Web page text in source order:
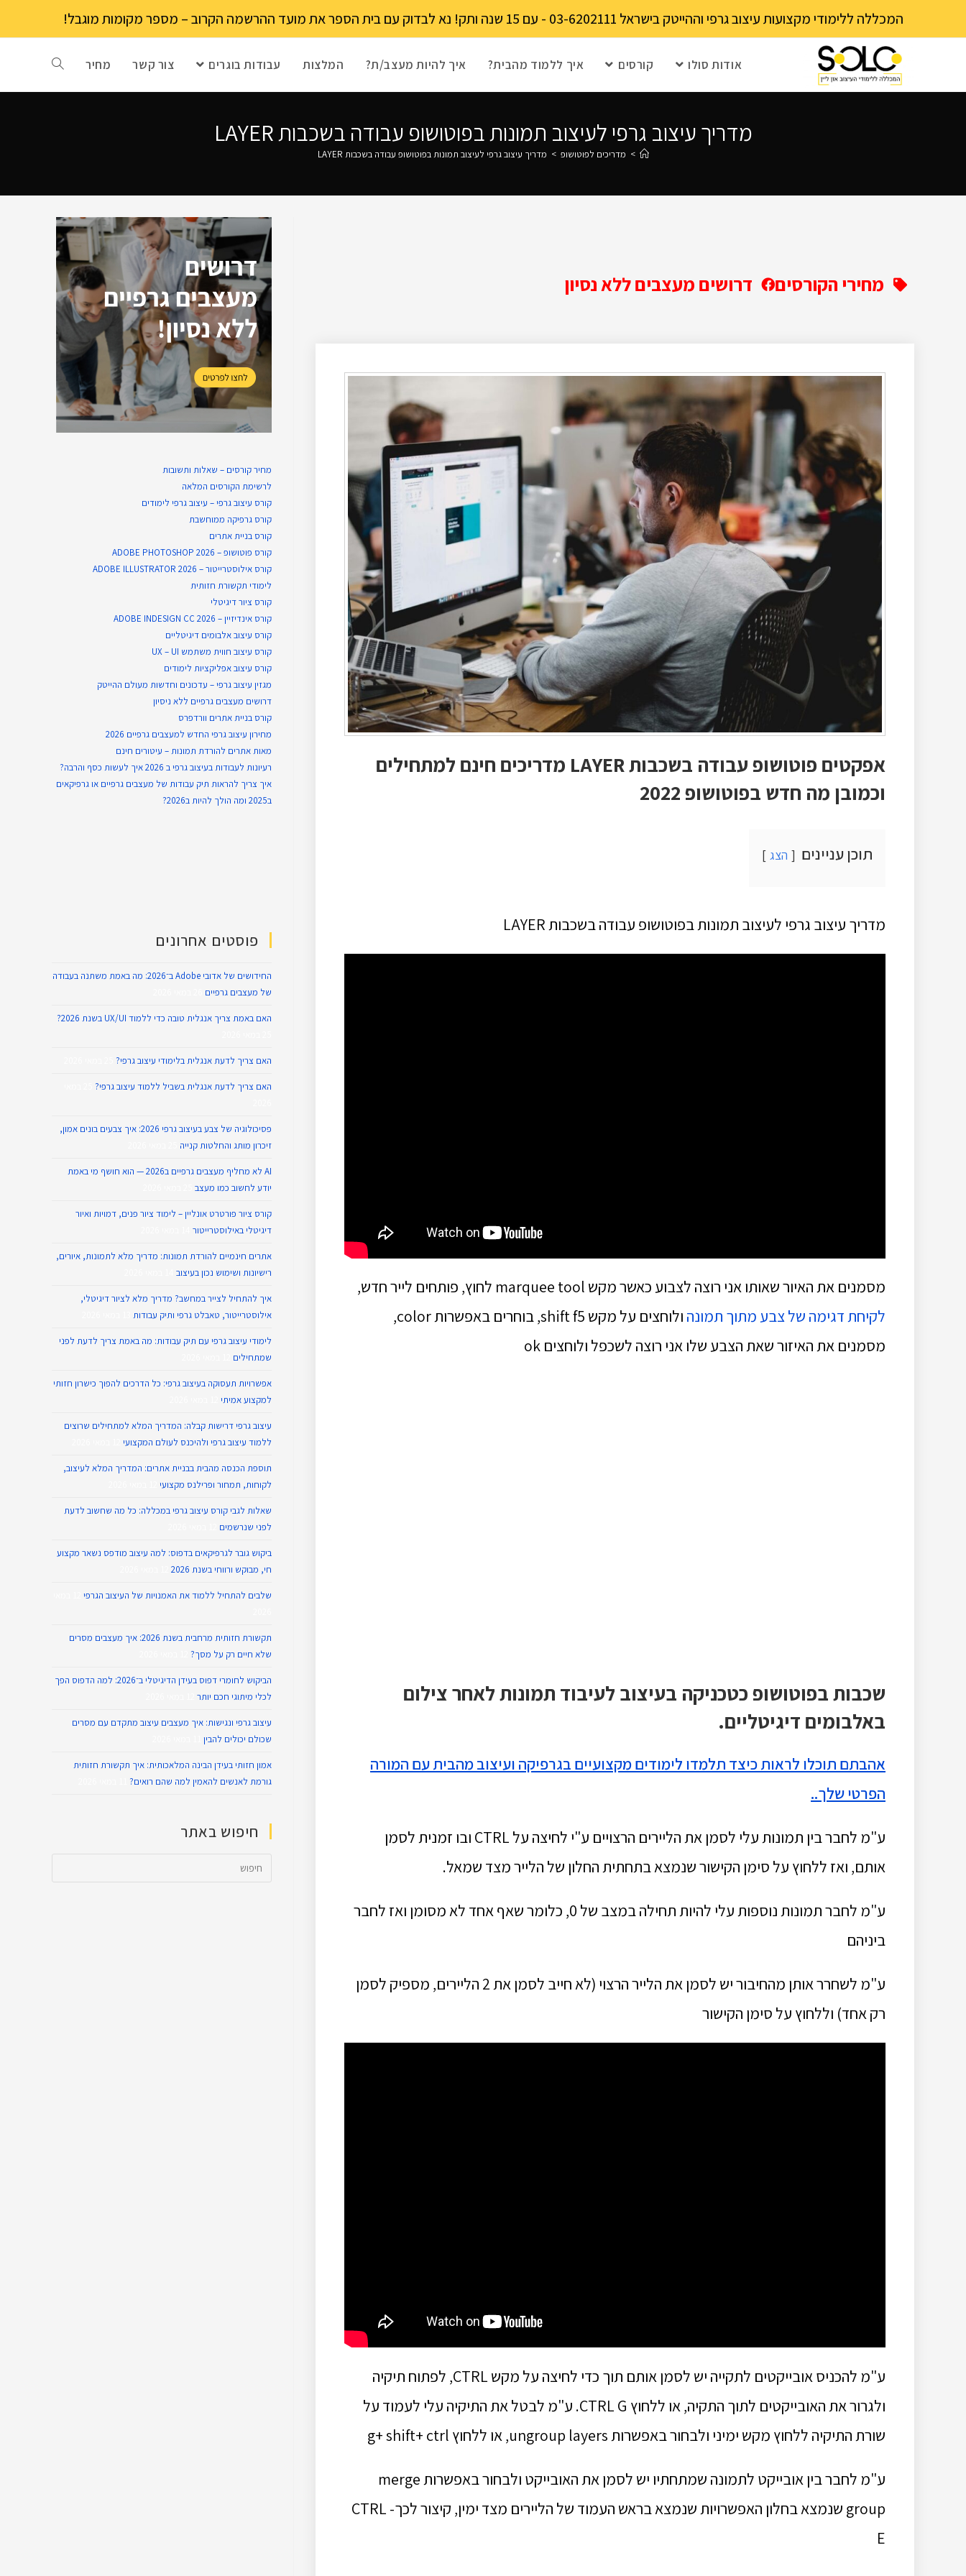
המכללה ללימודי מקצועות עיצוב גרפי וההייטק בישראל 03-6202111 - עם 15 שנה ותק! נא לבדוק עם בית הספר את מועד ההרשמה הקרוב – מספר מקומות מוגבל!
אודות סולו קורסים איך ללמוד מהבית? איך להיות מעצב/ת? המלצות עבודות בוגרים צור קשר מחיר
מדריך עיצוב גרפי לעיצוב תמונות בפוטושופ עבודה בשכבות LAYER
> מדריכים לפוטושופ > מדריך עיצוב גרפי לעיצוב תמונות בפוטושופ עבודה בשכבות LAYER
מחירי הקורסים דרושים מעצבים ללא נסיון
אפקטים פוטושופ עבודה בשכבות LAYER מדריכים חינם למתחילים
וכמובן מה חדש בפוטושופ 2022
תוכן עניינים הצג
מדריך עיצוב גרפי לעיצוב תמונות בפוטושופ עבודה בשכבות LAYER
מסמנים את האיור שאותו אני רוצה לצבוע כאשר מקש marquee tool לחוץ, פותחים לייר חדש,
לקיחת דגימה של צבע מתוך תמונה
ולוחצים על מקש shift f5, בוחרים באפשרות color,
מסמנים את האיזור שאת הצבע שלו אני רוצה לשכפל ולוחצים ok
שכבות בפוטושופ כטכניקה בעיצוב לעיבוד תמונות לאחר צילום
באלבומים דיגיטליים.
אהבתם תוכלו לראות כיצד תלמדו לימודים מקצועיים בגרפיקה ועיצוב מהבית עם המורה
הפרטי שלך..
ע"מ לחבר בין תמונות עלי לסמן את הליירים הרצויים ע"י לחיצה על CTRL ובו זמנית לסמן
אותם, ואז ללחוץ על סימן הקישור שנמצא בתחתית החלון של הלייר מצד שמאל.
ע"מ לחבר תמונות נוספות עלי להיות תחילה במצב של 0, כלומר שאף אחד לא מסומן ואז לחבר
ביניהם
ע"מ לשחרר אותן מהחיבור יש לסמן את הלייר הרצוי (לא חייב לסמן את 2 הליירים, מספיק לסמן
רק אחד) וללחוץ על סימן הקישור
ע"מ להכניס אובייקטים לתקייה יש לסמן אותם תוך כדי לחיצה על מקש CTRL, לפתוח תיקיה
ולגרור את האובייקטים לתוך התקיה, או ללחוץ CTRL G. ע"מ לבטל את התיקיה עלי לעמוד על
שורת התיקיה ללחוץ מקש ימיני ולבחור באפשרות ungroup layers, או ללחוץ g+ shift+ ctrl
ע"מ לחבר בין אובייקט לתמונה שמתחתיו יש לסמן את האובייקט ולבחור באפשרות merge
group שנמצא בחלון האפשרויות שנמצא בראש העמוד של הליירים מצד ימין, קיצור לכך- CTRL
E
מחיר קורסים – שאלות ותשובות
לרשימת הקורסים המלאה
קורס עיצוב גרפי – עיצוב גרפי לימודים
קורס גרפיקה ממוחשבת
קורס בניית​ אתרים
קורס פוטושופ – ADOBE PHOTOSHOP 2026
קורס אילוסטרייטור – ADOBE ILLUSTRATOR 2026
לימודי תקשורת חזותית
קורס ציור דיגיטלי
קורס אינדיזיין – ADOBE INDESIGN CC 2026
קורס עיצוב אלבומים דיגיטליים
קורס עיצוב חווית משתמש UX – UI
קורס עיצוב אפליקציות לימודים
מגזין עיצוב גרפי – עדכונים וחדשות מעולם ההייטק
דרושים מעצבים גרפיים ללא ניסיון
קורס בניית אתרים וורדפרס
מחירון עיצוב גרפי החדש למעצבים גרפיים 2026
מאות אתרים להורדת תמונות – עיטורים חינם
רעיונות לעבודות בעיצוב גרפי ב 2026 איך לעשות כסף והרבה?
איך צריך להראות תיק עבודות של מעצבים גרפיים או גרפיקאים
ב2025 ומה הולך להיות ב2026?
פוסטים אחרונים
החידושים של אדובי Adobe ב־2026: מה באמת משתנה בעבודה
של מעצבים גרפיים
האם באמת צריך אנגלית טובה כדי ללמוד UX/UI בשנת 2026?
האם צריך לדעת אנגלית בלימודי עיצוב גרפי?
האם צריך לדעת אנגלית בשביל ללמוד עיצוב גרפי?
פסיכולוגיה של צבע בעיצוב גרפי 2026: איך צבעים בונים אמון,
זיכרון מותג והחלטות קנייה
AI לא מחליף מעצבים גרפיים ב2026 — הוא חושף מי באמת
יודע לחשוב כמו מעצב
קורס ציור פורטרט אונליין – לימוד ציור פנים, דמויות ואיור
דיגיטלי באילוסטרייטור
אתרים חינמיים להורדת תמונות: מדריך מלא לתמונות, איורים,
רישיונות ושימוש נכון בעיצוב
איך להתחיל לצייר במחשב? מדריך מלא לציור דיגיטלי,
אילוסטרייטור, טאבלט גרפי ותיק עבודות
לימודי עיצוב גרפי עם תיק עבודות: מה באמת צריך לדעת לפני
שמתחילים
אפשרויות תעסוקה בעיצוב גרפי: כל הדרכים להפוך כישרון חזותי
למקצוע אמיתי
עיצוב גרפי דרישות קבלה: המדריך המלא למתחילים שרוצים
ללמוד עיצוב גרפי ולהיכנס לעולם המקצועי
תוספת הכנסה מהבית בבניית אתרים: המדריך המלא לעיצוב,
לקוחות, תמחור ופרילנס מקצועי
שאלות לגבי קורס עיצוב גרפי במכללה: כל מה שחשוב לדעת
לפני שנרשמים
ביקוש גובר לגרפיקאים בדפוס: למה עיצוב מודפס נשאר מקצוע
חי, מבוקש ורווחי בשנת 2026
שלבים להתחיל ללמוד את האמנויות של העיצוב הגרפי
תקשורת חזותית מרחבית בשנת 2026: איך מעצבים מסרים
שלא חיים רק על מסך?
הביקוש לחומרי דפוס בעידן הדיגיטלי ב־2026: למה הדפוס הפך
לכלי מיתוגי חכם יותר
עיצוב גרפי ונגישות: איך מעצבים עיצוב מתקדם עם מסרים
שכולם יכולים להבין
אמון חזותי בעידן הבינה המלאכותית: איך תקשורת חזותית
גורמת לאנשים להאמין למה שהם רואים?
חיפוש באתר